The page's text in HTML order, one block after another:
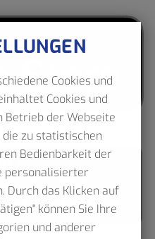
Cookies und
Cookies und
Betrieb der Webseite
zu statistischen
Bedienbarkeit der
personalisierter
Durch das Klicken auf
können Sie Ihre
und anderer